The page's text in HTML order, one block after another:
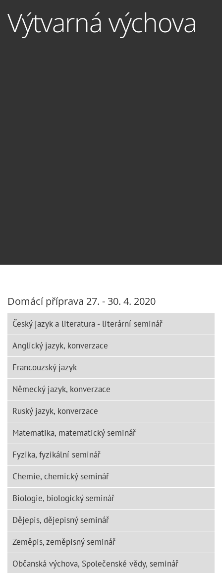
Výtvarná výchova
Domácí příprava 27. - 30. 4. 2020
Český jazyk a literatura - literární seminář
Anglický jazyk, konverzace
Francouzský jazyk
Německý jazyk, konverzace
Ruský jazyk, konverzace
Matematika, matematický seminář
Fyzika, fyzikální seminář
Chemie, chemický seminář
Biologie, biologický seminář
Dějepis, dějepisný seminář
Zeměpis, zeměpisný seminář
Občanská výchova, Společenské vědy, seminář